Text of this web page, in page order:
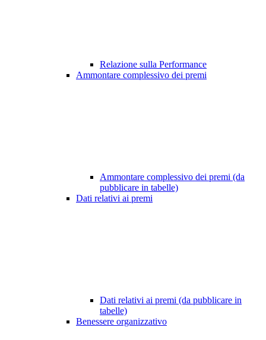
Relazione sulla Performance
Ammontare complessivo dei premi
Ammontare complessivo dei premi (da
pubblicare in tabelle)
Dati relativi ai premi
Dati relativi ai premi (da pubblicare in
tabelle)
Benessere organizzativo